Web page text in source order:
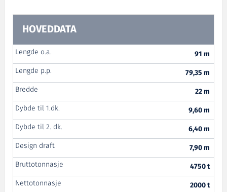
HOVEDDATA
Lengde o.a.
91 m
Lengde p.p.
79,35 m
Bredde
22 m
Dybde til 1.dk.
9,60 m
Dybde til 2. dk.
6,40 m
Design draft
7,90 m
Bruttotonnasje
4750 t
Nettotonnasje
2000 t